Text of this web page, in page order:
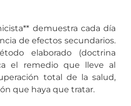
demuestra cada día
de efectos secundarios.
elaborado (doctrina
el remedio que lleve al
total de la salud,
que haya que tratar.